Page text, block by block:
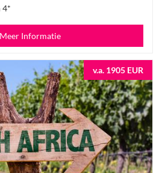
4*
Meer Informatie
v.a. 1905 EUR